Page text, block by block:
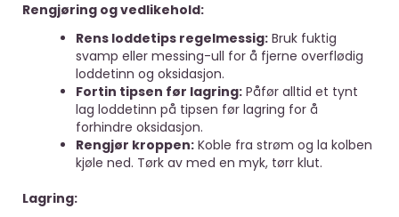
Rengjøring og vedlikehold:
Rens loddetips regelmessig: Bruk fuktig
svamp eller messing-ull for å fjerne overflødig
loddetinn og oksidasjon.
Fortin tipsen før lagring: Påfør alltid et tynt
lag loddetinn på tipsen før lagring for å
forhindre oksidasjon.
Rengjør kroppen: Koble fra strøm og la kolben
kjøle ned. Tørk av med en myk, tørr klut.
Lagring: